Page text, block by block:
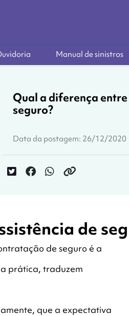
Manual de sinistros
Qual a diferença
seguro?
Data da postagem: 26/12/2020
de
de seguro é a
prática, traduzem
que a expectativa